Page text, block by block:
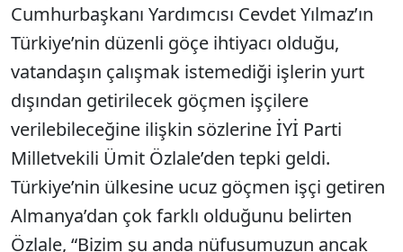
Cumhurbaşkanı Yardımcısı Cevdet Yılmaz’ın
Türkiye’nin düzenli göçe ihtiyacı olduğu,
vatandaşın çalışmak istemediği işlerin yurt
dışından getirilecek göçmen işçilere
verilebileceğine ilişkin sözlerine İYİ Parti
Milletvekili Ümit Özlale’den tepki geldi.
Türkiye’nin ülkesine ucuz göçmen işçi getiren
Almanya’dan çok farklı olduğunu belirten
Özlale, “Bizim şu anda nüfusumuzun ancak